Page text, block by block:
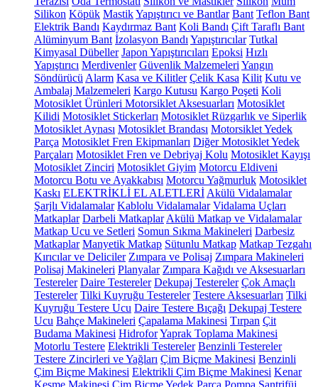
Silikon Köpük MastikYapıştırıcı ve Bantlar Bant Teflon Bant
Elektrik Bandı Kaydırmaz Bant Koli Bandı Çift Taraflı Bant
Alüminyum Bant İzolasyon Bandı Yapıştırıcılar Tutkal
Kimyasal Dübeller Japon Yapıştırıcıları Epoksi Hızlı
Yapıştırıcı Merdivenler Güvenlik Malzemeleri Yangın
Söndürücü Alarm Kasa ve Kilitler Çelik Kasa Kilit Kutu ve
Ambalaj Malzemeleri Kargo Kutusu Kargo Poşeti Koli
Motosiklet Ürünleri Motorsiklet Aksesuarları Motosiklet
Kilidi Motosiklet Stickerları Motosiklet Rüzgarlık ve Siperlik
Motosiklet Aynası Motosiklet Brandası Motorsiklet Yedek
Parça Motosiklet Fren Ekipmanları Diğer Motosiklet Yedek
Parçaları Motosiklet Fren ve Debriyaj Kolu Motosiklet Kayışı
Motosiklet Zinciri Motosiklet Giyim Motorcu Eldiveni
Motorcu Botu ve Ayakkabısı Motorcu Yağmurluk Motosiklet
Kaskı ELEKTRİKLİ EL ALETLERİ Akülü Vidalamalar
Şarjlı Vidalamalar Kablolu Vidalamalar Vidalama Uçları
Matkaplar Darbeli Matkaplar Akülü Matkap ve Vidalamalar
Matkap Ucu ve Setleri Somun Sıkma Makineleri Darbesiz
Matkaplar Manyetik Matkap Sütunlu Matkap Matkap Tezgahı
Kırıcılar ve Deliciler Zımpara ve Polisaj Zımpara Makineleri
Polisaj Makineleri Planyalar Zımpara Kağıdı ve Aksesuarları
Testereler Daire Testereler Dekupaj Testereler Çok Amaçlı
Testereler Tilki Kuyruğu Testereler Testere Aksesuarları Tilki
Kuyruğu Testere Ucu Daire Testere Bıçağı Dekupaj Testere
Ucu Bahçe Makineleri Çapalama Makinesi Tırpan Çit
Budama Makinesi HidroforYaprak Toplama Makinesi
Motorlu Testere Elektrikli Testereler Benzinli Testereler
Testere Zincirleri ve Yağları Çim Biçme Makinesi Benzinli
Çim Biçme Makinesi Elektrikli Çim Biçme Makinesi Kenar
Kesme Makinesi Çim Biçme Yedek Parça Pompa Santrifüj